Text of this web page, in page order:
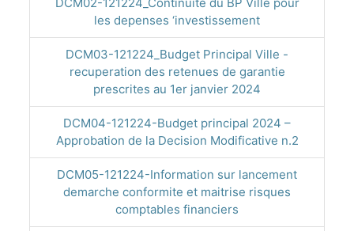
les depenses ‘investissement
DCM03-121224_Budget Principal Ville -
recuperation des retenues de garantie
prescrites au 1er janvier 2024
DCM04-121224-Budget principal 2024 –
Approbation de la Decision Modificative n.2
DCM05-121224-Information sur lancement
demarche conformite et maitrise risques
comptables financiers